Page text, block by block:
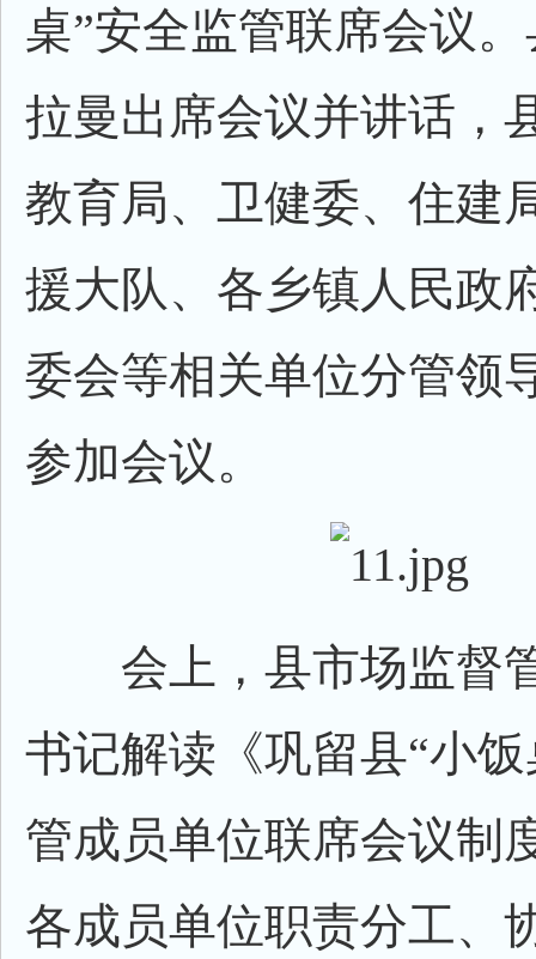
桌”安全监管联席会议
拉曼出席会议并讲话，
教育局、卫健委、住建
援大队、各乡镇人民政
委会等相关单位分管领
参加会议。
会上，县市场监督
书记解读《巩留县“小
管成员单位联席会议制
各成员单位职责分工、